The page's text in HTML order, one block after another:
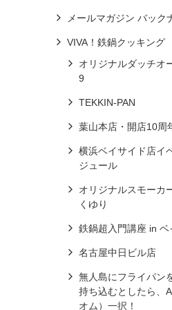
メールマガジン バック
VIVA！鉄鍋クッキング
オリジナルダッチオ
9
TEKKIN-PAN
葉山本店・開店10周
横浜ベイサイド店イ
ジュール
オリジナルスモーカ
くゆり
鉄鍋超入門講座 in ベ
名古屋中日ビル店
無人島にフライパン
持ち込むとしたら、
オム）一択！